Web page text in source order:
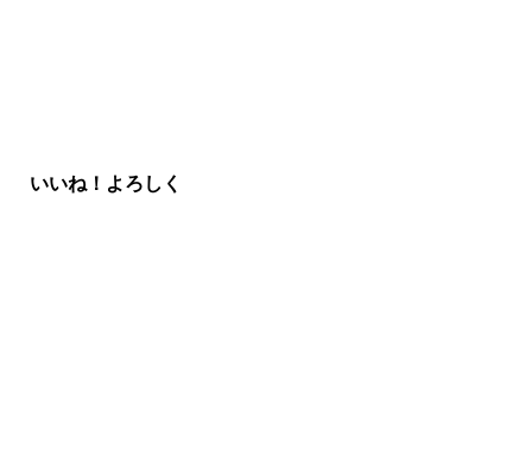
いいね！よろしく